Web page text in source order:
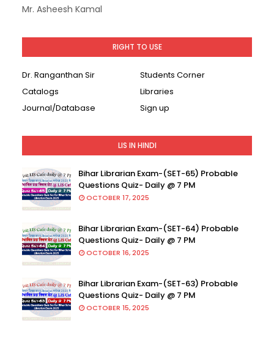
Mr. Asheesh Kamal
RIGHT TO USE
Dr. Ranganthan Sir
Students Corner
Catalogs
Libraries
Journal/Database
Sign up
LIS IN HINDI
Bihar Librarian Exam-(SET-65) Probable
Questions Quiz- Daily @ 7 PM
OCTOBER 17, 2025
Bihar Librarian Exam-(SET-64) Probable
Questions Quiz- Daily @ 7 PM
OCTOBER 16, 2025
Bihar Librarian Exam-(SET-63) Probable
Questions Quiz- Daily @ 7 PM
OCTOBER 15, 2025